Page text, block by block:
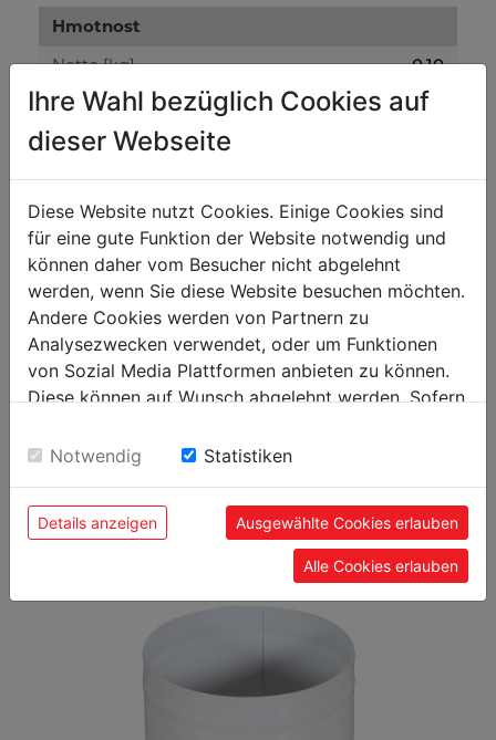
Hmotnost
Netto [kg]
0.10
Brutto [kg]
0.20
Výška balení [mm]
200
Šířka balení [mm]
300
Délka balení [mm]
400
Obecné údaje
Kód EAN
9120058373596
OBLÍBENÉ PRODUKTY
Ihre Wahl bezüglich Cookies auf
dieser Webseite
Diese Website nutzt Cookies. Einige Cookies sind
für eine gute Funktion der Website notwendig und
können daher vom Besucher nicht abgelehnt
werden, wenn Sie diese Website besuchen möchten.
Andere Cookies werden von Partnern zu
Analysezwecken verwendet, oder um Funktionen
von Sozial Media Plattformen anbieten zu können.
Diese können auf Wunsch abgelehnt werden. Sofern
Einwilligung zu unseren Cookies.
Notwendig Statistiken
Details anzeigen Ausgewählte Cookies erlauben
Alle Cookies erlauben